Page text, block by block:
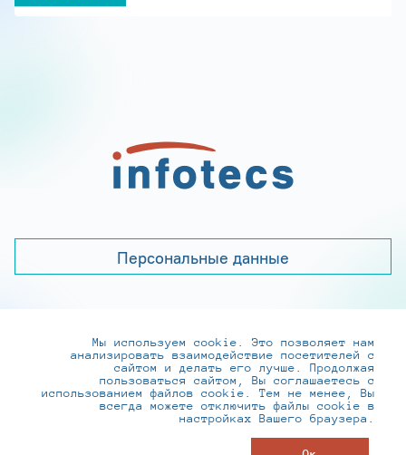
Персональные данные
+7 (495) 737-6192, 8-800-250-0-260
practice@infotecs.ru,hr@infotecs.ru
127273, г. Москва, Отрадная ул., 2Б строение 1
Мы используем cookie. Это позволяет нам
анализировать взаимодействие посетителей с
сайтом и делать его лучше. Продолжая
пользоваться сайтом, Вы соглашаетесь с
использованием файлов cookie. Тем не менее, Вы
всегда можете отключить файлы cookie в
настройках Вашего браузера.